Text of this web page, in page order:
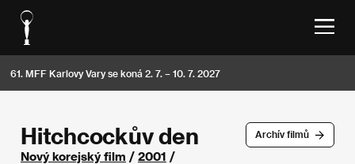
61. MFF Karlovy Vary se koná 2. 7. – 10. 7. 2027
Archív filmů
Hitchcockův den
Nový korejský film / 2001 /